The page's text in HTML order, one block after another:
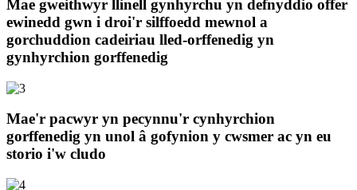
Mae gweithwyr llinell gynhyrchu yn defnyddio offer
ewinedd gwn i droi'r silffoedd mewnol a
gorchuddion cadeiriau lled-orffenedig yn
gynhyrchion gorffenedig
Mae'r pacwyr yn pecynnu'r cynhyrchion
gorffenedig yn unol â gofynion y cwsmer ac yn eu
storio i'w cludo